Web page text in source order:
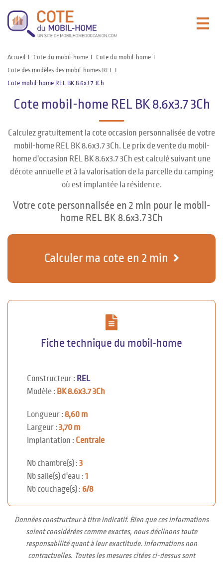
Accueil Cote du mobil-home
Cote du mobil-home
Cote des modèles des mobil-homes REL
Cote mobil-home REL BK 8.6x3.7 3Ch
Cote mobil-home REL BK 8.6x3.7 3Ch
Calculez gratuitement la cote occasion personnalisée de votre
mobil-home REL BK 8.6x3.7 3Ch. Le prix de vente du mobil-
home d'occasion REL BK 8.6x3.7 3Ch est calculé suivant une
décote annuelle et à la valorisation de la parcelle du camping
où est implantée la résidence.
Votre cote personnalisée en 2 min pour le mobil-
home REL BK 8.6x3.7 3Ch
Calculer ma cote en 2 min
Fiche technique du mobil-home
Constructeur : REL
Modèle : BK 8.6x3.7 3Ch
Longueur : 8,60 m
Largeur : 3,70 m
Implantation : Centrale
Nb chambre(s) : 3
Nb salle(s) d'eau : 1
Nb couchage(s) : 6/8
Données constructeur à titre indicatif. Bien que ces informations
soient considérées comme exactes, nous déclinons toute
responsabilité quant à leur exactitude. Informations non
contractuelles. Toutes les mesures citées ci-dessus sont